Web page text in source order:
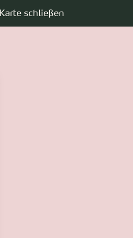
Karte schließen